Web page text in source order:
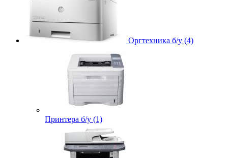
Оргтехника б/у (4)
Принтера б/у (1)